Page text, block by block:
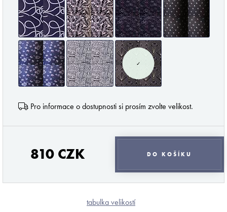
✓
Pro informace o dostupnosti si prosím zvolte velikost.
810 CZK DO KOŠÍKU
tabulka velikostí
odebírat novinky
Značky podle Butlera
Muchachomalo